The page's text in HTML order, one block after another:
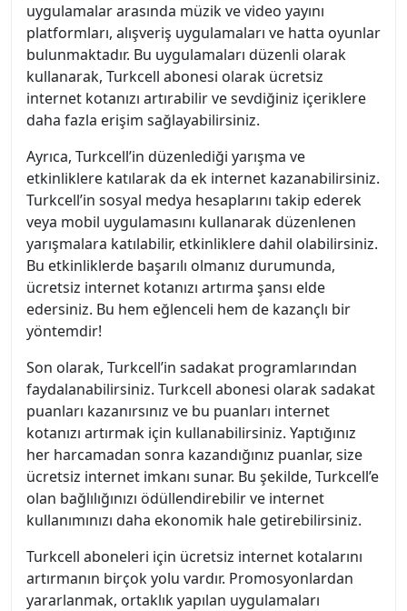
uygulamalar arasında müzik ve video yayını
platformları, alışveriş uygulamaları ve hatta oyunlar
bulunmaktadır. Bu uygulamaları düzenli olarak
kullanarak, Turkcell abonesi olarak ücretsiz
internet kotanızı artırabilir ve sevdiğiniz içeriklere
daha fazla erişim sağlayabilirsiniz.
Ayrıca, Turkcell’in düzenlediği yarışma ve
etkinliklere katılarak da ek internet kazanabilirsiniz.
Turkcell’in sosyal medya hesaplarını takip ederek
veya mobil uygulamasını kullanarak düzenlenen
yarışmalara katılabilir, etkinliklere dahil olabilirsiniz.
Bu etkinliklerde başarılı olmanız durumunda,
ücretsiz internet kotanızı artırma şansı elde
edersiniz. Bu hem eğlenceli hem de kazançlı bir
yöntemdir!
Son olarak, Turkcell’in sadakat programlarından
faydalanabilirsiniz. Turkcell abonesi olarak sadakat
puanları kazanırsınız ve bu puanları internet
kotanızı artırmak için kullanabilirsiniz. Yaptığınız
her harcamadan sonra kazandığınız puanlar, size
ücretsiz internet imkanı sunar. Bu şekilde, Turkcell’e
olan bağlılığınızı ödüllendirebilir ve internet
kullanımınızı daha ekonomik hale getirebilirsiniz.
Turkcell aboneleri için ücretsiz internet kotalarını
artırmanın birçok yolu vardır. Promosyonlardan
yararlanmak, ortaklık yapılan uygulamaları